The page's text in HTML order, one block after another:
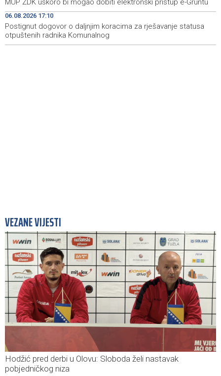
2028. godine
19:29
Španska krajnja ljevica i desnica ujedinjene protiv
Maroka kao suorganizatora SP 2030.
MUP ZDK uskoro bi mogao dobiti elektronski pristup e-Gruntu
06.08.2026 17:10
Postignut dogovor o daljnjim koracima za rješavanje statusa
otpuštenih radnika Komunalnog
VEZANE VIJESTI
Hodžić pred derbi u Olovu: Sloboda želi nastavak
pobjedničkog niza